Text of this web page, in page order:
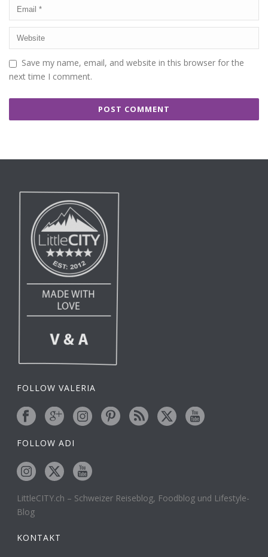
Save my name, email, and website in this browser for the
next time I comment.
FOLLOW VALERIA
FOLLOW ADI
LittleCITY.ch – Schweizer Reiseblog, Foodblog und Lifestyle-
Blog
KONTAKT